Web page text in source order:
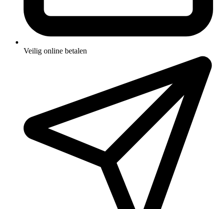
Veilig online betalen